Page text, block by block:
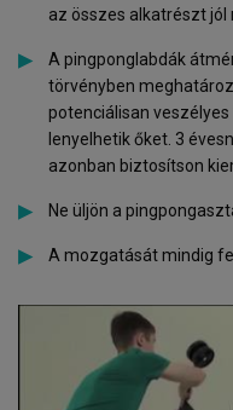
az összes alkatrészt jól
A pingponglabdák
törvényben
potenciálisan
lenyelhetik őket. 3
azonban biztosítson
Ne üljön a
A mozgatását mindig